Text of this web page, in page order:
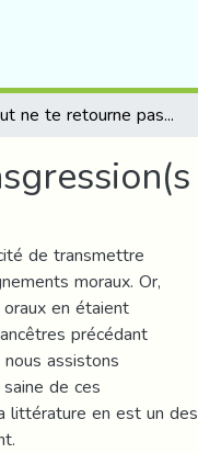
Surtout ne te retourne pas…Mythe(s) et transgression(s
de transmettre
moraux. Or,
en étaient
précédant
assistons
de ces
littérature en est un des